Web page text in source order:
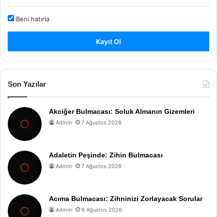
Beni hatırla
Kayıt Ol
Son Yazılar
Akciğer Bulmacası: Soluk Almanın Gizemleri
Admin 7 Ağustos 2026
Adaletin Peşinde: Zihin Bulmacası
Admin 7 Ağustos 2026
Acıma Bulmacası: Zihninizi Zorlayacak Sorular
Admin 6 Ağustos 2026